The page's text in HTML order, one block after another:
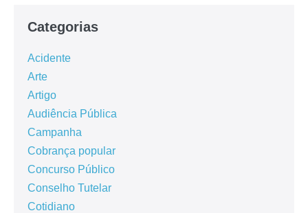
Categorias
Acidente
Arte
Artigo
Audiência Pública
Campanha
Cobrança popular
Concurso Público
Conselho Tutelar
Cotidiano